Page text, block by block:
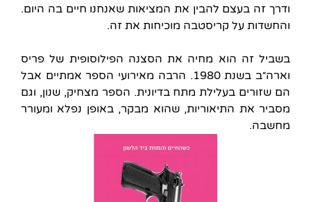
ודרך זה בעצם להבין את המציאות שאנחנו חיים בה היום.
והחשדות על קריסטבה מוכיחות את זה.
בשביל זה הוא מחיה את הסצנה הפילוסופית של פריס
וארה״ב בשנת 1980. הרבה מאירועי הספר אמתיים אבל
הם שזורים בעלילת מתח בדיונית. הספר מצחיק, שנון, וגם
מסביר את התיאוריות, שהוא מבקר, באופן נפלא ומעורר
מחשבה.